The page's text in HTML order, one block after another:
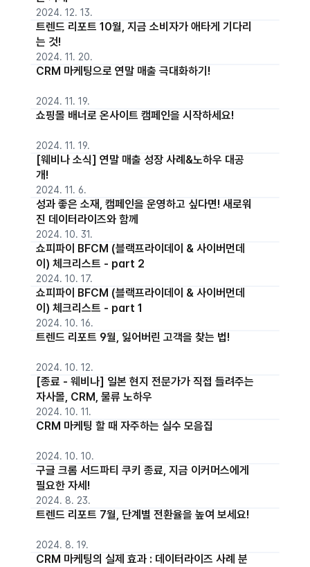
2024. 12. 13.
트렌드 리포트 10월, 지금 소비자가 애타게 기다리
는 것!
2024. 11. 20.
CRM 마케팅으로 연말 매출 극대화하기!
2024. 11. 19.
쇼핑몰 배너로 온사이트 캠페인을 시작하세요!
2024. 11. 19.
[웨비나 소식] 연말 매출 성장 사례&노하우 대공
개!
2024. 11. 6.
성과 좋은 소재, 캠페인을 운영하고 싶다면! 새로워
진 데이터라이즈와 함께
2024. 10. 31.
쇼피파이 BFCM (블랙프라이데이 & 사이버먼데
이) 체크리스트 - part 2
2024. 10. 17.
쇼피파이 BFCM (블랙프라이데이 & 사이버먼데
이) 체크리스트 - part 1
2024. 10. 16.
트렌드 리포트 9월, 잃어버린 고객을 찾는 법!
2024. 10. 12.
[종료 - 웨비나] 일본 현지 전문가가 직접 들려주는
자사몰, CRM, 물류 노하우
2024. 10. 11.
CRM 마케팅 할 때 자주하는 실수 모음집
2024. 10. 10.
구글 크롬 서드파티 쿠키 종료, 지금 이커머스에게
필요한 자세!
2024. 8. 23.
트렌드 리포트 7월, 단계별 전환율을 높여 보세요!
2024. 8. 19.
CRM 마케팅의 실제 효과 : 데이터라이즈 사례 분